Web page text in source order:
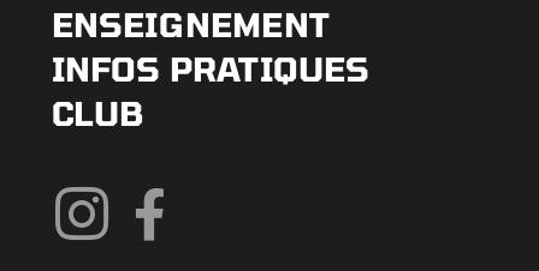
ENSEIGNEMENT
INFOS PRATIQUES
CLUB